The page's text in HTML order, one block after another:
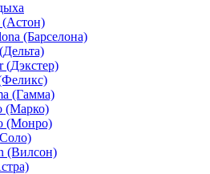
(Барселона)
(Дэкстер)
(Гамма)
(Марко)
(Монро)
(Вилсон)